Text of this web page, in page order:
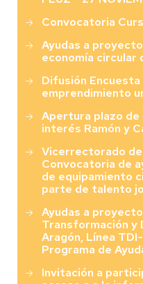
Convocatoria
Ayudas a
economía circular
Difusión Encuesta
emprendimiento
Apertura plazo
interés Ramón y
Vicerrectorado
Convocatoria de
de equipamiento
parte de talento
Ayudas a
Transformación y
Aragón, Línea
Programa de
Invitación a